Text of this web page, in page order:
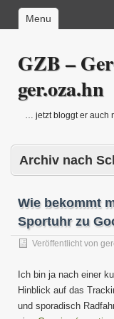
Menu
GZB –
ger.oza.hn
… jetzt bloggt er auch
Archiv nach
Wie bekommt
Sportuhr zu
Veröffentlicht von
Ich bin ja nach einer
Hinblick auf das
und sporadisch